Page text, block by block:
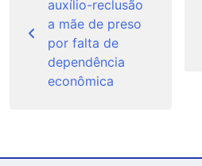
Postauxílio-reclusão
a mãe de preso
por falta de
dependência
econômica